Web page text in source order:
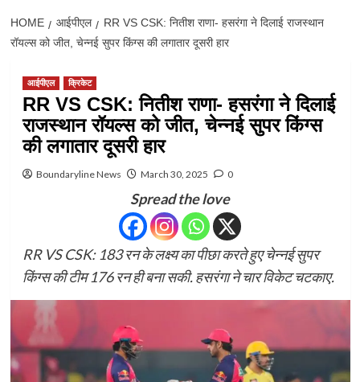
HOME आईपीएल
RR VS CSK: नितीश राणा- हसरंगा ने दिलाई राजस्थान
रॉयल्स को जीत, चेन्नई सुपर किंग्स की लगातार दूसरी हार
आईपीएल क्रिकेट
RR VS CSK: नितीश राणा- हसरंगा ने दिलाई
राजस्थान रॉयल्स को जीत, चेन्नई सुपर किंग्स
की लगातार दूसरी हार
Boundaryline News March 30, 2025 0
Spread the love
RR VS CSK: 183 रन के लक्ष्य का पीछा करते हुए चेन्नई सुपर
किंग्स की टीम 176 रन ही बना सकी. हसरंगा ने चार विकेट चटकाए.